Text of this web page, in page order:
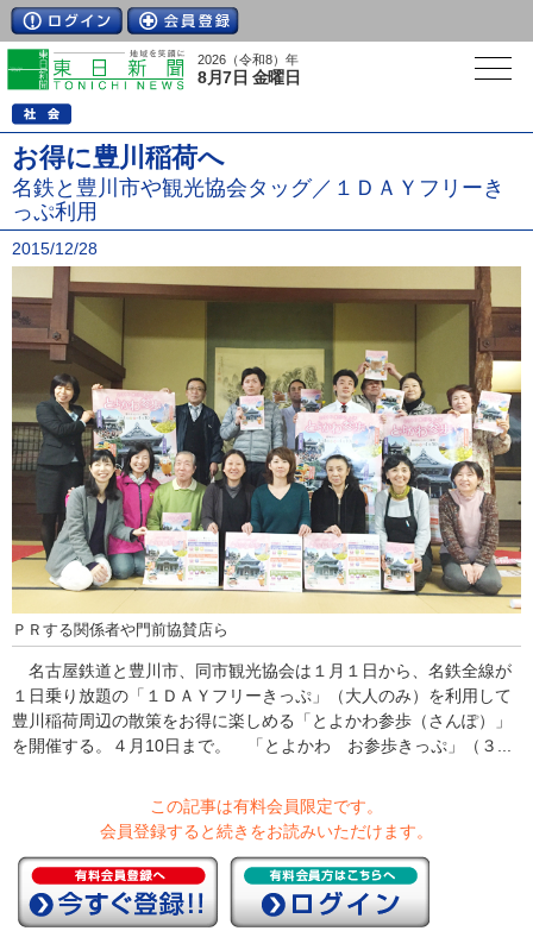
2026（令和8）年
8月7日 金曜日
お得に豊川稲荷へ
名鉄と豊川市や観光協会タッグ／１ＤＡＹフリーき
っぷ利用
2015/12/28
ＰＲする関係者や門前協賛店ら
名古屋鉄道と豊川市、同市観光協会は１月１日から、名鉄全線が
１日乗り放題の「１ＤＡＹフリーきっぷ」（大人のみ）を利用して
豊川稲荷周辺の散策をお得に楽しめる「とよかわ参歩（さんぽ）」
を開催する。４月10日まで。 「とよかわ お参歩きっぷ」（３...
この記事は有料会員限定です。
会員登録すると続きをお読みいただけます。